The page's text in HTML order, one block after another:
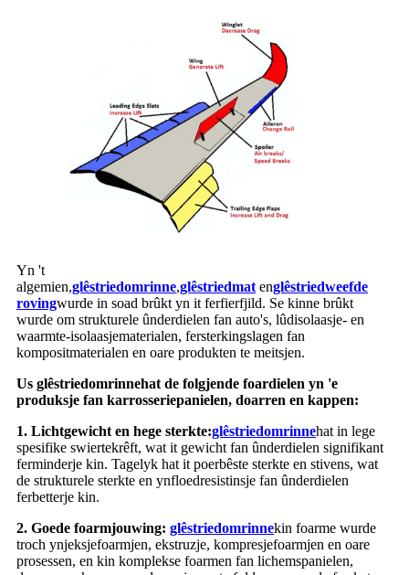
Yn 't
algemien,glêstriedomrinne,glêstriedmat englêstriedweefde
rovingwurde in soad brûkt yn it ferfierfjild. Se kinne brûkt
wurde om strukturele ûnderdielen fan auto's, lûdisolaasje- en
waarmte-isolaasjematerialen, fersterkingslagen fan
kompositmaterialen en oare produkten te meitsjen.
Us glêstriedomrinnehat de folgjende foardielen yn 'e
produksje fan karrosseriepanielen, doarren en kappen:
1. Lichtgewicht en hege sterkte:glêstriedomrinnehat in lege
spesifike swiertekrêft, wat it gewicht fan ûnderdielen signifikant
ferminderje kin. Tagelyk hat it poerbêste sterkte en stivens, wat
de strukturele sterkte en ynfloedresistinsje fan ûnderdielen
ferbetterje kin.
2. Goede foarmjouwing: glêstriedomrinnekin foarme wurde
troch ynjeksjefoarmjen, ekstruzje, kompresjefoarmjen en oare
prosessen, en kin komplekse foarmen fan lichemspanielen,